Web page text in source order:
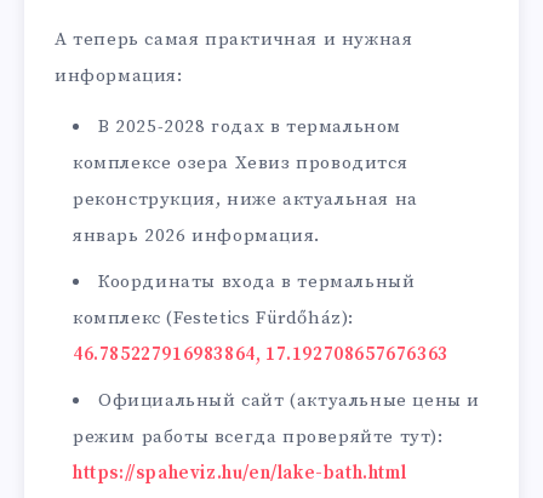
А теперь самая практичная и нужная
информация:
В 2025-2028 годах в термальном
комплексе озера Хевиз проводится
реконструкция, ниже актуальная на
январь 2026 информация.
Координаты входа в термальный
комплекс (Festetics Fürdőház):
46.785227916983864, 17.192708657676363
Официальный сайт (актуальные цены и
режим работы всегда проверяйте тут):
https://spaheviz.hu/en/lake-bath.html